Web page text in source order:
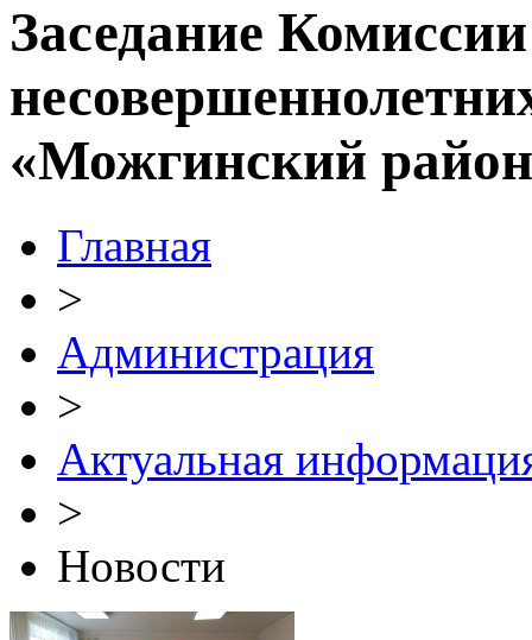
Заседание
«Можгинский
Главная
>
Администрация
>
Актуальная
>
Новости